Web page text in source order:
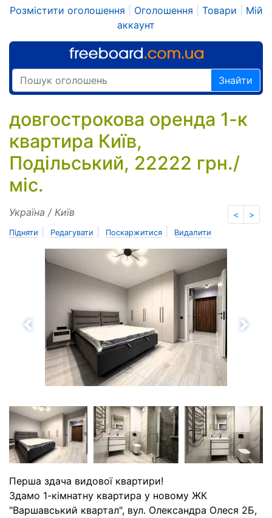
Розмістити оголошення Оголошення Товари
Мій
аккаунт
Знайти
довгострокова оренда 1-к
квартира Київ,
Подільський, 22222 грн./
міс.
< >
Україна / Київ
Підняти Редагувати Поскаржитися Видалити
Назад
Перша здача видової квартири!
Здамо 1-кімнатну квартира у новому ЖК
"Варшавський квартал", вул. Олександра Олеся 2Б,